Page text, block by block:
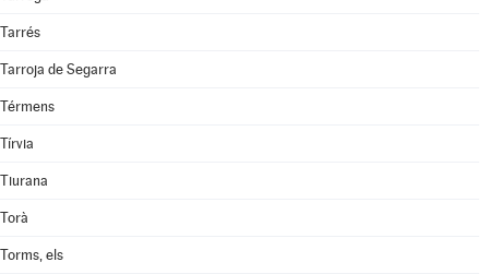
Tarrés
Tarroja de Segarra
Térmens
Tírvia
Tiurana
Torà
Torms, els